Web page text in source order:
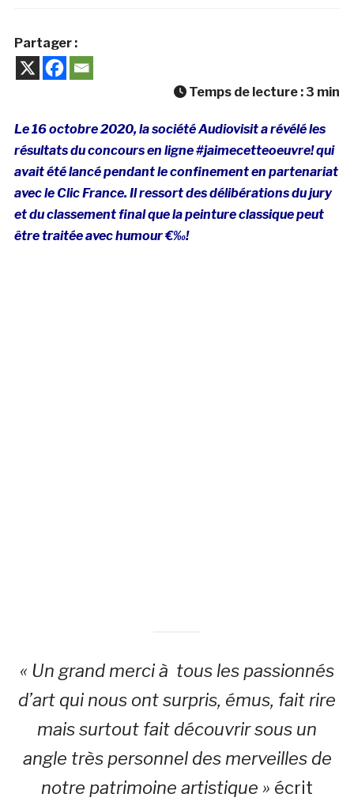
Partager :
Temps de lecture : 3 min
Le 16 octobre 2020, la société Audiovisit a révélé les
résultats du concours en ligne #jaimecetteoeuvre! qui
avait été lancé pendant le confinement en partenariat
avec le Clic France. Il ressort des délibérations du jury
et du classement final que la peinture classique peut
être traitée avec humour €‰!
« Un grand merci à tous les passionnés
d’art qui nous ont surpris, émus, fait rire
mais surtout fait découvrir sous un
angle très personnel des merveilles de
notre patrimoine artistique » écrit